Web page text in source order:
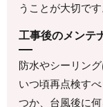
うことが大切です
工事後のメンテ
防水やシーリン
いつ頃再点検す
つか、台風後に